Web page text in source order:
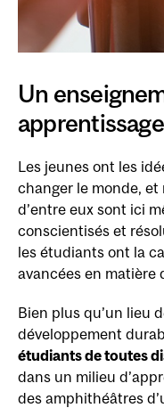
Un
Les jeunes ont les
changer le monde,
d’entre eux sont ici
conscientisés et
les étudiants ont la
avancées en matière
Bien plus qu’un lieu
développement
étudiants de toutes
dans un milieu
des amphithéâtres